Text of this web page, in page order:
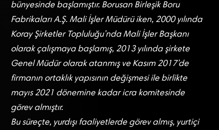
bünyesinde başlamıştır. Borusan Birleşik Boru
Fabrikaları A.Ş. Mali İşler Müdürü iken, 2000 yılında
Koray Şirketler Topluluğu’nda Mali İşler Başkanı
olarak çalışmaya başlamış, 2013 yılında şirkete
Genel Müdür olarak atanmış ve Kasım 2017’de
firmanın ortaklık yapısının değişmesi ile birlikte
mayıs 2021 dönemine kadar icra komitesinde
görev almıştır.
Bu süreçte, yurdışı faaliyetlerde görev almış, yurtiçi